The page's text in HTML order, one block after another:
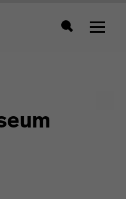
Zeigt